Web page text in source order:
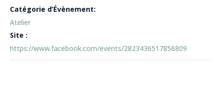
Catégorie d’Évènement:
Atelier
Site :
https://www.facebook.com/events/2823436517856809